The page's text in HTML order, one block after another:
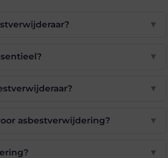
▼
▼
▼
asbestverwijdering? ▼
▼